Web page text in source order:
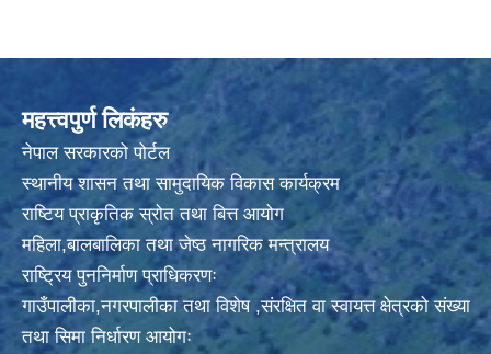
महत्त्वपुर्ण लिकंहरु
नेपाल सरकारको पोर्टल
स्थानीय शासन तथा सामुदायिक विकास कार्यक्रम
राष्टिय प्राकृतिक स्रोत तथा बित्त आयोग
महिला,बालबालिका तथा जेष्ठ नागरिक मन्त्रालय
राष्ट्रिय पुननिर्माण प्राधिकरणः
गाउँपालीका,नगरपालीका तथा विशेष ,संरक्षित वा स्वायत्त क्षेत्रको संख्या
तथा सिमा निर्धारण आयोगः